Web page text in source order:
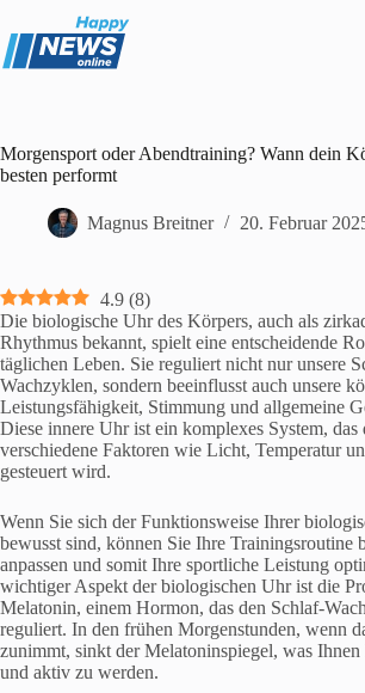
Inhalt
springen
Morgensport oder Abendtraining? Wann dein
besten performt
Magnus Breitner 20. Februar
4.9 (8)
Die biologische Uhr des Körpers, auch als
Rhythmus bekannt, spielt eine entscheidende
täglichen Leben. Sie reguliert nicht nur unsere
Wachzyklen, sondern beeinflusst auch unsere
Leistungsfähigkeit, Stimmung und allgemeine
Diese innere Uhr ist ein komplexes System, das
verschiedene Faktoren wie Licht, Temperatur
gesteuert wird.
Wenn Sie sich der Funktionsweise Ihrer
bewusst sind, können Sie Ihre Trainingsroutine
anpassen und somit Ihre sportliche Leistung
wichtiger Aspekt der biologischen Uhr ist die
Melatonin, einem Hormon, das den Schlaf-
reguliert. In den frühen Morgenstunden, wenn
zunimmt, sinkt der Melatoninspiegel, was
und aktiv zu werden.